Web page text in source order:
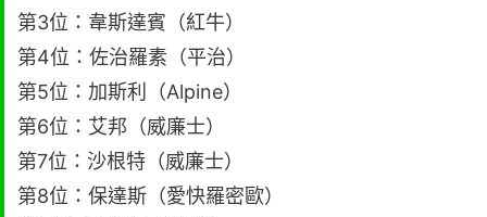
第3位：韋斯達賓（紅牛）
第4位：佐治羅素（平治）
第5位：加斯利（Alpine）
第6位：艾邦（威廉士）
第7位：沙根特（威廉士）
第8位：保達斯（愛快羅密歐）